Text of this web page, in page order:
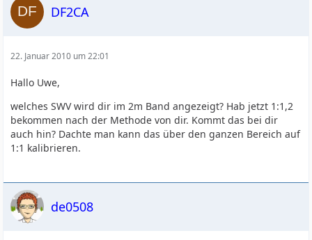
DF2CA
22. Januar 2010 um 22:01
Hallo Uwe,
welches SWV wird dir im 2m Band angezeigt? Hab jetzt 1:1,2
bekommen nach der Methode von dir. Kommt das bei dir
auch hin? Dachte man kann das über den ganzen Bereich auf
1:1 kalibrieren.
de0508